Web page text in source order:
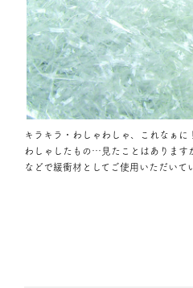
キラキラ・わしゃわしゃ、これなぁに
わしゃしたもの…見たことはあります
などで緩衝材としてご使用いただい